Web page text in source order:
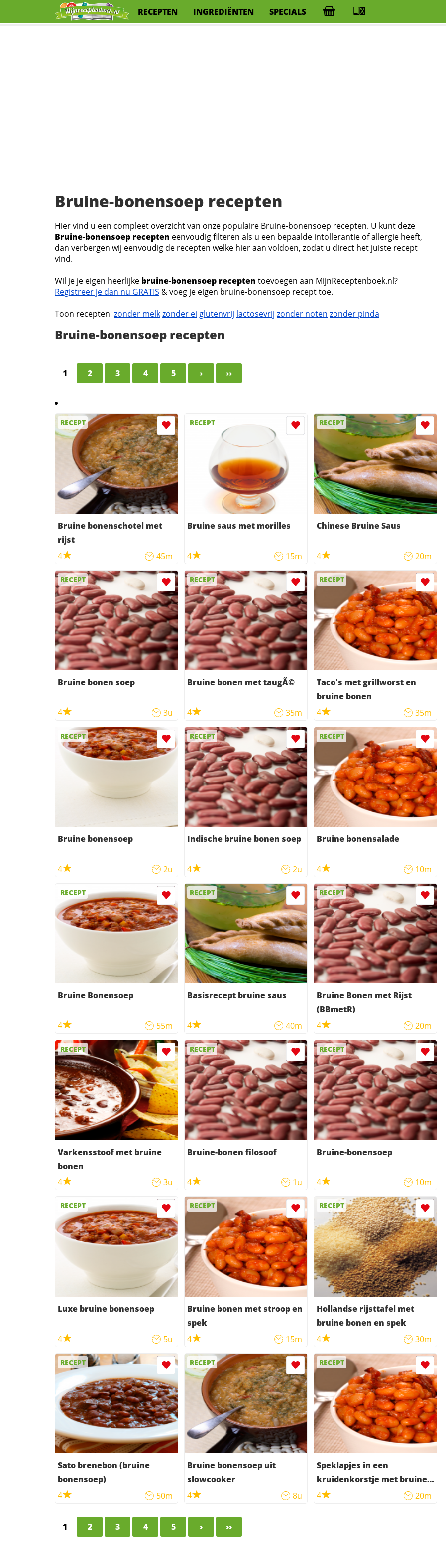
RECEPTEN INGREDIËNTEN SPECIALS
Bruine-bonensoep recepten
Hier vind u een compleet overzicht van onze populaire Bruine-bonensoep recepten. U kunt deze
Bruine-bonensoep recepten eenvoudig filteren als u een bepaalde intollerantie of allergie heeft,
dan verbergen wij eenvoudig de recepten welke hier aan voldoen, zodat u direct het juiste recept
vind.
Wil je je eigen heerlijke bruine-bonensoep recepten toevoegen aan MijnReceptenboek.nl?
Registreer je dan nu GRATIS & voeg je eigen bruine-bonensoep recept toe.
Toon recepten: zonder melkzonder ei glutenvrij lactosevrij zonder noten zonder pinda
Bruine-bonensoep recepten
1 2 3 4 5 › ››
RECEPT
Bruine bonenschotel met
rijst
4
45m
RECEPT
Bruine saus met morilles
4 15m
RECEPT
Chinese Bruine Saus
4 20m
RECEPT
Bruine bonen soep
4 3u
RECEPT
Bruine bonen met taugÃ©
4 35m
RECEPT
Taco's met grillworst en
bruine bonen
4
35m
RECEPT
Bruine bonensoep
4 2u
RECEPT
Indische bruine bonen soep
4 2u
RECEPT
Bruine bonensalade
4 10m
RECEPT
Bruine Bonensoep
4 55m
RECEPT
Basisrecept bruine saus
4 40m
RECEPT
Bruine Bonen met Rijst
(BBmetR)
4
20m
RECEPT
Varkensstoof met bruine
bonen
4
3u
RECEPT
Bruine-bonen filosoof
4 1u
RECEPT
Bruine-bonensoep
4 10m
RECEPT
Luxe bruine bonensoep
4 5u
RECEPT
Bruine bonen met stroop en
spek
4
15m
RECEPT
Hollandse rijsttafel met
bruine bonen en spek
4
30m
RECEPT
Sato brenebon (bruine
bonensoep)
4
50m
RECEPT
Bruine bonensoep uit
slowcooker
4
8u
RECEPT
Speklapjes in een
kruidenkorstje met bruine
bonen
4 20m
1 2 3 4 5 › ››